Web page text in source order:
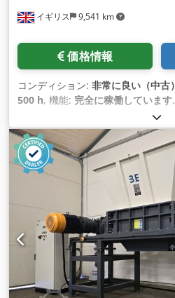
イギリス 9,541 km
価格情報
コンディション: 非常に良い（中古）
500 h, 機能: 完全に稼働しています,